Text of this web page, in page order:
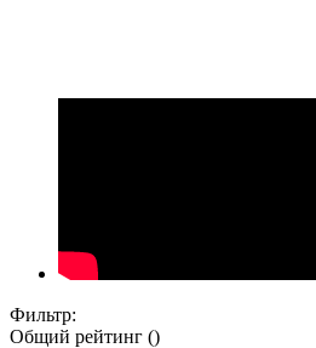
Фильтр:
Общий рейтинг ()